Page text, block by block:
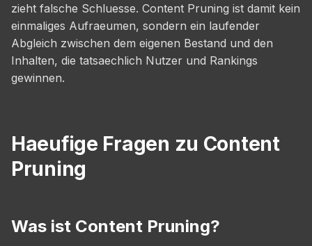
zieht falsche Schluesse. Content Pruning ist damit kein
einmaliges Aufraeumen, sondern ein laufender
Abgleich zwischen dem eigenen Bestand und den
Inhalten, die tatsaechlich Nutzer und Rankings
gewinnen.
Haeufige Fragen zu Content
Pruning
Was ist Content Pruning?